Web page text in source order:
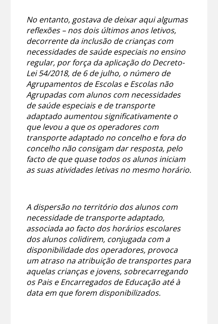
No entanto, gostava de deixar aqui algumas
reflexões – nos dois últimos anos letivos,
decorrente da inclusão de crianças com
necessidades de saúde especiais no ensino
regular, por força da aplicação do Decreto-
Lei 54/2018, de 6 de julho, o número de
Agrupamentos de Escolas e Escolas não
Agrupadas com alunos com necessidades
de saúde especiais e de transporte
adaptado aumentou significativamente o
que levou a que os operadores com
transporte adaptado no concelho e fora do
concelho não consigam dar resposta, pelo
facto de que quase todos os alunos iniciam
as suas atividades letivas no mesmo horário.
A dispersão no território dos alunos com
necessidade de transporte adaptado,
associada ao facto dos horários escolares
dos alunos colidirem, conjugada com a
disponibilidade dos operadores, provoca
um atraso na atribuição de transportes para
aquelas crianças e jovens, sobrecarregando
os Pais e Encarregados de Educação até à
data em que forem disponibilizados.